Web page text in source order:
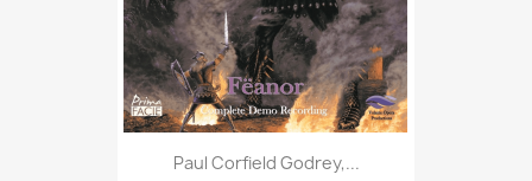
Paul Corfield Godrey,...